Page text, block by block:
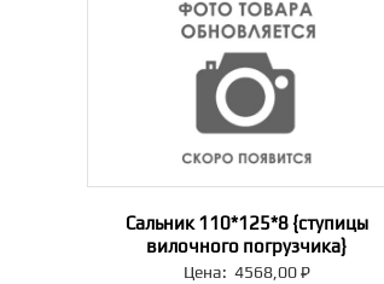
Сальник 110*125*8 {ступицы
вилочного погрузчика}
Цена: 4568,00₽